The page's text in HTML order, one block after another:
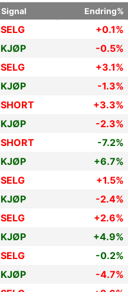
Signal Endring%
SELG +0.1%
KJØP -0.5%
SELG +3.1%
KJØP -1.3%
SHORT +3.3%
KJØP -2.3%
SHORT -7.2%
KJØP +6.7%
SELG +1.5%
KJØP -2.4%
SELG +2.6%
KJØP +4.9%
SELG -0.2%
KJØP -4.7%